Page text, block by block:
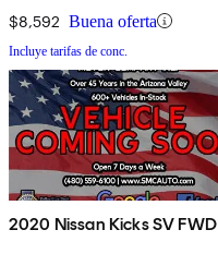
$8,592 Buena oferta
Incluye tarifas de conc.
2020 Nissan Kicks SV FWD